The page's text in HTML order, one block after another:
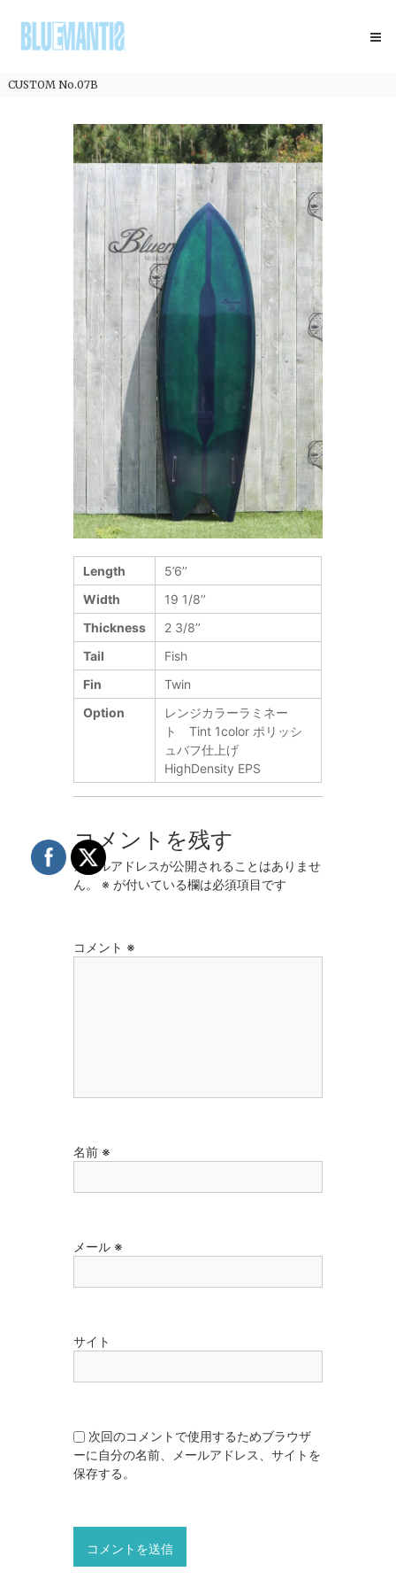
ツ
BLUEMANTIS
CUSTOM No.07B
Length
5’6’’
Width
19 1/8’’
Thickness
2 3/8’’
Tail
Fish
Fin
Twin
Option
レンジカラーラミネー
ト Tint 1color ポリッシ
ュバフ仕上げ
HighDensity EPS
コメントを残す
メールアドレスが公開されることはありませ
ん。
※ が付いている欄は必須項目です
コメント ※
名前 ※
メール ※
サイト
次回のコメントで使用するためブラウザ
ーに自分の名前、メールアドレス、サイトを
保存する。